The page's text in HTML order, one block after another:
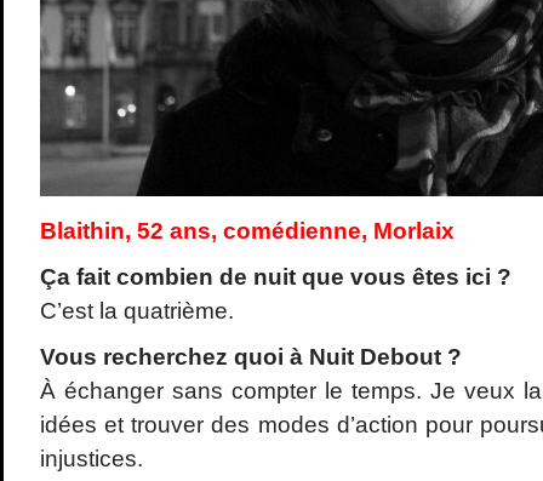
Blaithin, 52 ans, comédienne, Morlaix
Ça fait combien de nuit que vous êtes ici ?
C’est la quatrième.
Vous recherchez quoi à Nuit Debout ?
À échanger sans compter le temps. Je veux
idées et trouver des modes d’action pour
injustices.